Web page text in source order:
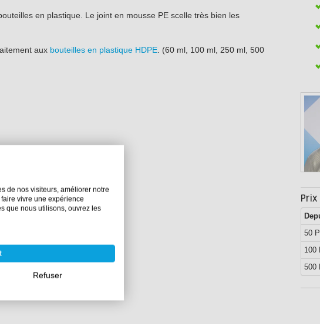
en plastique. Le joint en mousse PE scelle très bien les
aux bouteilles en plastique HDPE . (60 ml, 100 ml, 250 ml, 500
Prix
50
100
500
de nos visiteurs, améliorer notre
vivre une expérience
que nous utilisons, ouvrez les
Refuser